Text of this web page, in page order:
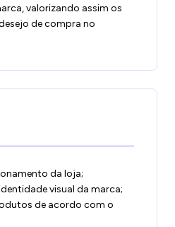
valorizando assim os
de compra no
da loja;
visual da marca;
de acordo com o